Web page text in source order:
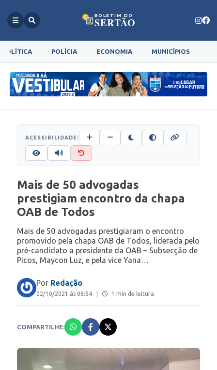
BOLETIM DO
SERTÃO
POLÍTICA POLÍCIA ECONOMIA MUNICÍPIOS
ACESSIBILIDADE:
Mais de 50 advogadas
prestigiam encontro da chapa
OAB de Todos
Mais de 50 advogadas prestigiaram o encontro
promovido pela chapa OAB de Todos, liderada pelo
pré-candidato a presidente da OAB – Subsecção de
Picos, Maycon Luz, e pela vice Yana…
Por Redação
02/10/2021 às 08:54 1 min de leitura
COMPARTILHE: